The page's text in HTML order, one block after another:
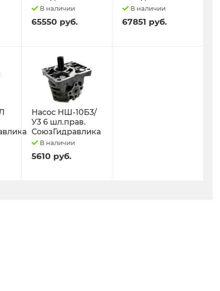
В наличии
65550 руб.
В наличии
67851 руб.
Насос НШ-10Б3/
У3 6 шл.прав.
СоюзГидравлика
В наличии
5610 руб.